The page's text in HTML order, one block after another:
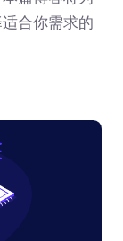
合你需求的